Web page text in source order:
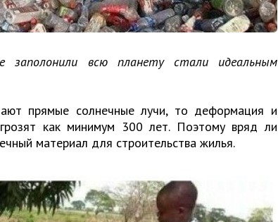
заполонили всю планету стали идеальным
прямые солнечные лучи, то деформация и
как минимум 300 лет. Поэтому вряд ли
материал для строительства жилья.